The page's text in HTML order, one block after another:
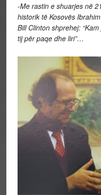
-Me rastin e shuarjes në
historik të Kosovës
Bill Clinton shprehej:
tij për paqe dhe liri”…